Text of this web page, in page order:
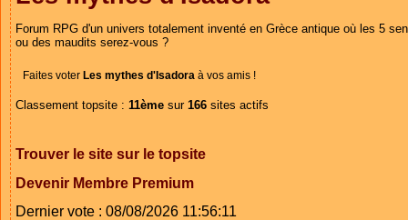
Forum RPG d'un univers totalement inventé en Grèce antique où les 5
ou des maudits serez-vous ?
Faites voter Les mythes d'Isadora à vos amis !
Classement topsite : 11ème sur 166 sites actifs
Trouver le site sur le topsite
Devenir Membre Premium
Dernier vote : 08/08/2026 11:56:11